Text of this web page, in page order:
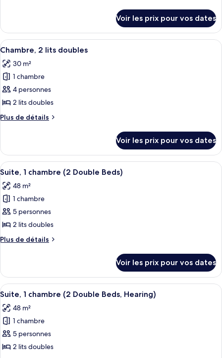
de
chambre :
King
Suite
-
Disability
Access
le
type
de
King
Suite
Disability
Access
Voir les prix pour vos dates
Afficher
toutes
les
photos
pour
ce
type
de
Chambre,
2
lits
doubles
Une chambre d’hôtel avec deux lits,
7
Chambre, 2 lits doubles
30 m²
1 chambre
4 personnes
2 lits doubles
Plus de détails
Plus
le
type
de
Chambre,
2
doubles
Voir les prix pour vos dates
Afficher
toutes
les
photos
pour
ce
type
de
Suite,
chambre
(2
Double
Beds)
Une chambre d’hôtel avec deux
9
Suite, 1 chambre (2 Double Beds)
48 m²
1 chambre
5 personnes
2 lits doubles
Plus de détails
Plus
le
type
de
Suite,
(2
Double
Voir les prix pour vos dates
Afficher
toutes
les
photos
pour
ce
Un salon moderne avec un canapé,
5
Suite, 1 chambre (2 Double Beds, Hearing)
48 m²
1 chambre
5 personnes
2 lits doubles